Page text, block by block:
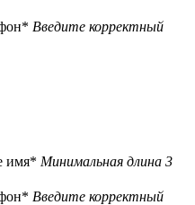
Введите корректный
имя* Минимальная длина 3
Введите корректный